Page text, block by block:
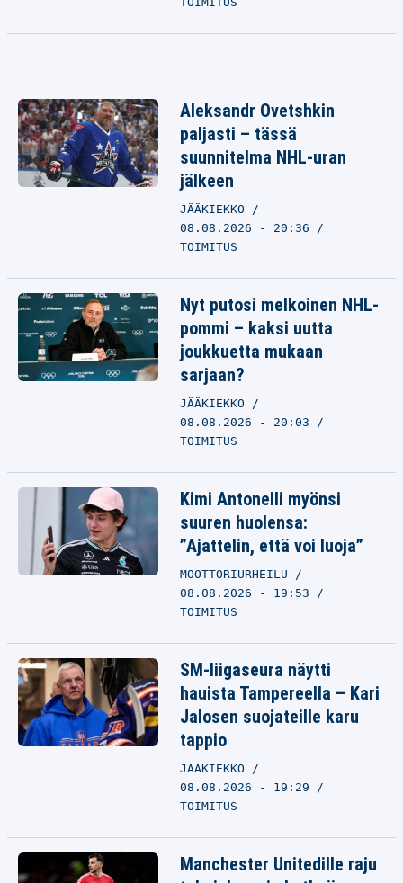
Aleksandr Ovetshkin
paljasti – tässä
suunnitelma NHL-uran
jälkeen
JÄÄKIEKKO
08.08.2026 - 20:36
TOIMITUS
Nyt putosi melkoinen NHL-
pommi – kaksi uutta
joukkuetta mukaan
sarjaan?
JÄÄKIEKKO
08.08.2026 - 20:03
TOIMITUS
Kimi Antonelli myönsi
suuren huolensa:
”Ajattelin, että voi luoja”
MOOTTORIURHEILU
08.08.2026 - 19:53
TOIMITUS
SM-liigaseura näytti
hauista Tampereella – Kari
Jalosen suojateille karu
tappio
JÄÄKIEKKO
08.08.2026 - 19:29
TOIMITUS
Manchester Unitedille raju